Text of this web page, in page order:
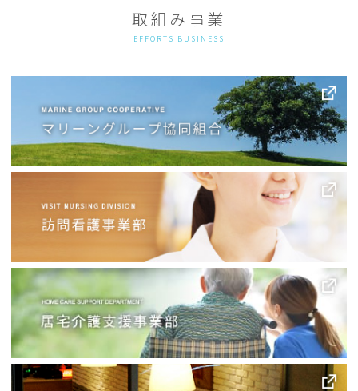
取組み事業
EFFORTS BUSINESS